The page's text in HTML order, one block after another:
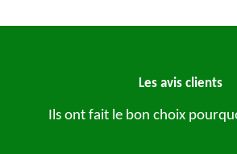
Les avis clients
Ils ont fait le bon choix